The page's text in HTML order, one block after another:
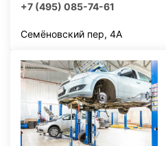
+7 (495) 085-74-61
Семёновский пер, 4А